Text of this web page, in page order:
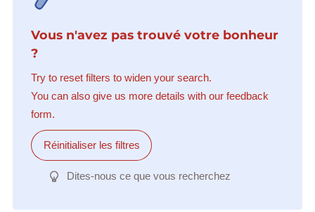
Vous n'avez pas trouvé votre bonheur
?
Try to reset filters to widen your search.
You can also give us more details with our feedback
form.
Réinitialiser les filtres
Dites-nous ce que vous recherchez